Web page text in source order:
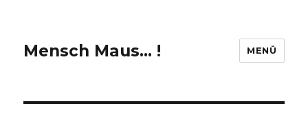
Mensch Maus… ! MENÜ